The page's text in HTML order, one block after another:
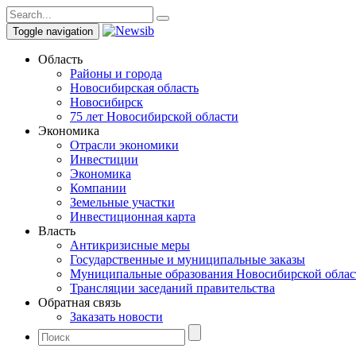
Toggle navigation
Область
Районы и города
Новосибирская область
Новосибирск
75 лет Новосибирской области
Экономика
Отрасли экономики
Инвестиции
Экономика
Компании
Земельные участки
Инвестиционная карта
Власть
Антикризисные меры
Государственные и муниципальные заказы
Муниципальные образования Новосибирской
Трансляции заседаний правительства
Обратная связь
Заказать новости